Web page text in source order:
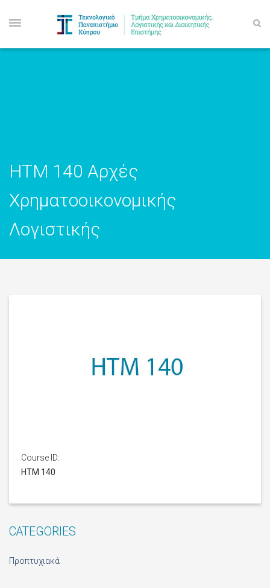
ΗΤΜ 140 Αρχές
Χρηματοοικονομικής
Λογιστικής
Course ID:
ΗΤΜ 140
CATEGORIES
Προπτυχιακά